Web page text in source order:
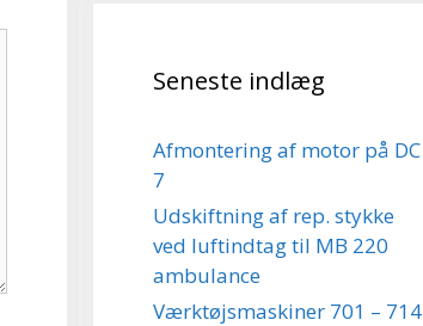
Seneste indlæg
Afmontering af motor på DC
7
Udskiftning af rep. stykke
ved luftindtag til MB 220
ambulance
Værktøjsmaskiner 701 – 714